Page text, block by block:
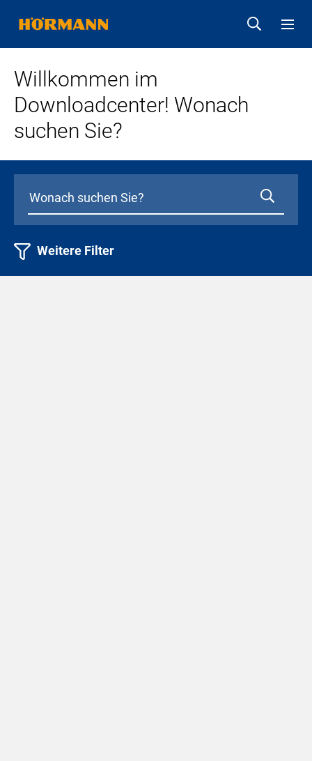
Willkommen im
Downloadcenter! Wonach
suchen Sie?
Weitere Filter